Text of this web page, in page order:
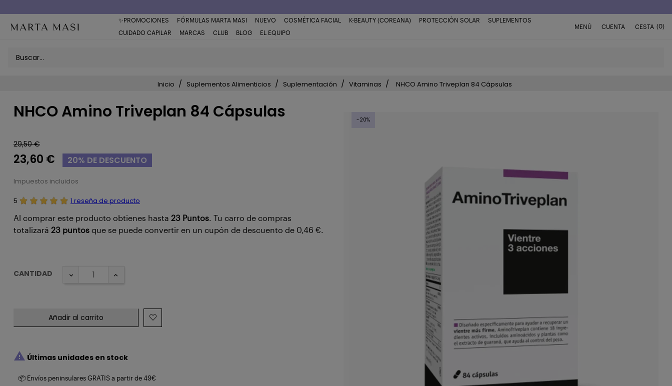
✨PROMOCIONES FÓRMULAS MARTA MASI NUEVO COSMÉTICA FACIAL K-BEAUTY (COREANA) PROTECCIÓN SOLAR
SUPLEMENTOS
CUIDADO CAPILAR
MARCAS CLUB BLOG EL EQUIPO
MENÚ CUENTA CESTA (0)
Inicio Suplementos Alimenticios Suplementación Vitaminas NHCO Amino Triveplan 84 Cápsulas
NHCO Amino Triveplan 84 Cápsulas
29,50 €
23,60 € 20% DE DESCUENTO
Impuestos incluidos
5
1 reseña de producto
Al comprar este producto obtienes hasta 23 Puntos. Tu carro de compras
totalizará 23 puntos que se puede convertir en un cupón de descuento de 0,46 €.
CANTIDAD
Añadir al carrito
 Últimas unidades en stock
📦 Envíos peninsulares GRATIS a partir de 49€
-20%